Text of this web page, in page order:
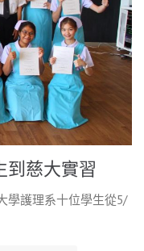
到慈大實習
學護理系十位學生從5/